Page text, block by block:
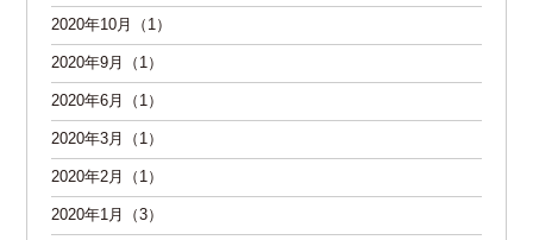
2020年10月（1）
2020年9月（1）
2020年6月（1）
2020年3月（1）
2020年2月（1）
2020年1月（3）